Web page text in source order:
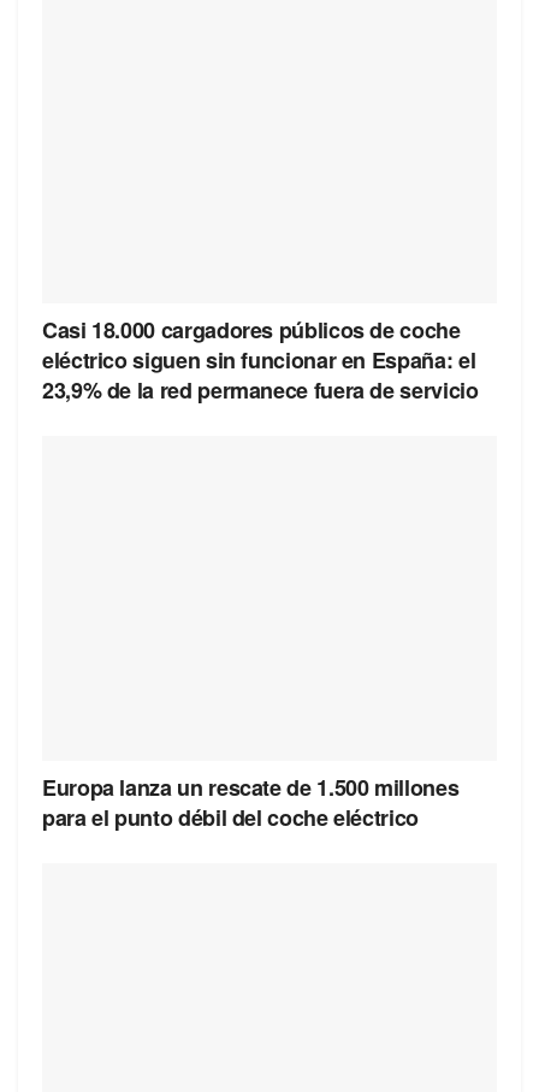
Casi 18.000 cargadores públicos de coche
eléctrico siguen sin funcionar en España: el
23,9% de la red permanece fuera de servicio
Europa lanza un rescate de 1.500 millones
para el punto débil del coche eléctrico